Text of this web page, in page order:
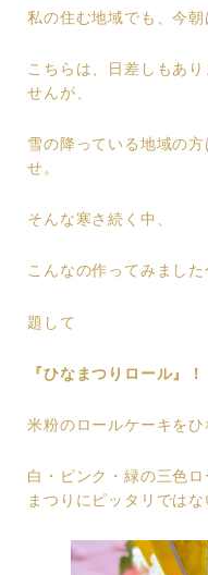
私の住む地域でも、今朝
こちらは、日差しもあ
せんが、
雪の降っている地域の
せ。
そんな寒さ続く中、
こんなの作ってみました
題して
『ひなまつりロール』！
米粉のロールケーキを
白・ピンク・緑の三色
まつりにピッタリでは